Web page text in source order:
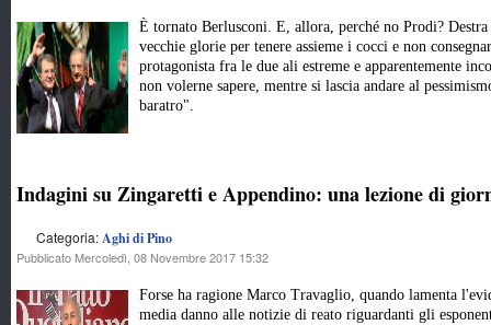
È tornato Berlusconi. E, allora, perché no Prodi?
vecchie glorie per tenere assieme i cocci e non
protagonista fra le due ali estreme e apparentemente
non volerne sapere, mentre si lascia andare al
baratro".
Indagini su Zingaretti e Appendino: una lezione di
Categoria:Aghi di Pino
Pubblicato Mercoledì, 08 Novembre 2017 15:32
Forse ha ragione Marco Travaglio, quando lamenta
media danno alle notizie di reato riguardanti gli